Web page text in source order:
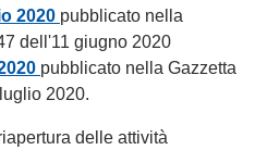
2020 pubblicato nella
dell'11 giugno 2020
pubblicato nella Gazzetta
2020.
delle attività